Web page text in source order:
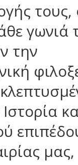
τους,
γωνιά
την
μας,